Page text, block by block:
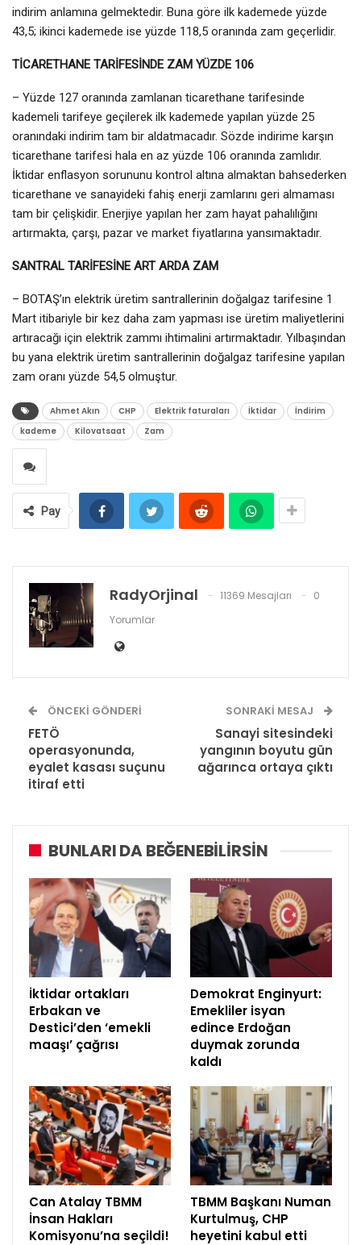
indirim anlamına gelmektedir. Buna göre ilk kademede yüzde
43,5; ikinci kademede ise yüzde 118,5 oranında zam geçerlidir.
TİCARETHANE TARİFESİNDE ZAM YÜZDE 106
– Yüzde 127 oranında zamlanan ticarethane tarifesinde
kademeli tarifeye geçilerek ilk kademede yapılan yüzde 25
oranındaki indirim tam bir aldatmacadır. Sözde indirime karşın
ticarethane tarifesi hala en az yüzde 106 oranında zamlıdır.
İktidar enflasyon sorununu kontrol altına almaktan bahsederken
ticarethane ve sanayideki fahiş enerji zamlarını geri almaması
tam bir çelişkidir. Enerjiye yapılan her zam hayat pahalılığını
artırmakta, çarşı, pazar ve market fiyatlarına yansımaktadır.
SANTRAL TARİFESİNE ART ARDA ZAM
– BOTAŞ’ın elektrik üretim santrallerinin doğalgaz tarifesine 1
Mart itibariyle bir kez daha zam yapması ise üretim maliyetlerini
artıracağı için elektrik zammı ihtimalini artırmaktadır. Yılbaşından
bu yana elektrik üretim santrallerinin doğalgaz tarifesine yapılan
zam oranı yüzde 54,5 olmuştur.
Ahmet Akın CHP Elektrik faturaları İktidar
İndirim
kademe
Kilovatsaat Zam
Pay
RadyOrjinal 11369 Mesajları
0
Yorumlar
ÖNCEKI GÖNDERI
FETÖ
operasyonunda,
eyalet kasası suçunu
itiraf etti
SONRAKI MESAJ
Sanayi sitesindeki
yangının boyutu gün
ağarınca ortaya çıktı
BUNLARI DA BEĞENEBILIRSIN
İktidar ortakları
Erbakan ve
Destici’den ‘emekli
maaşı’ çağrısı
Demokrat Enginyurt:
Emekliler isyan
edince Erdoğan
duymak zorunda
kaldı
Can Atalay TBMM
İnsan Hakları
Komisyonu’na seçildi!
TBMM Başkanı Numan
Kurtulmuş, CHP
heyetini kabul etti